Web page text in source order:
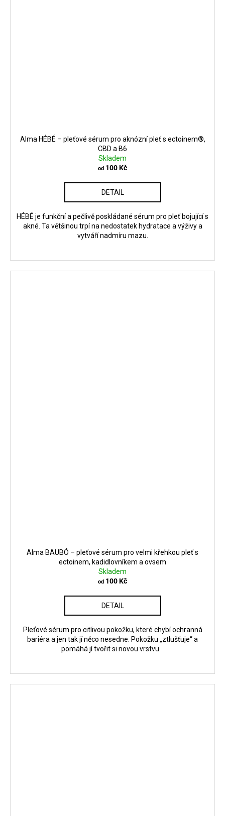
Alma HÉBÉ – pleťové sérum pro aknózní pleť s ectoinem®,
CBD a B6
Skladem
od 100 Kč
DETAIL
HÉBÉ je funkční a pečlivě poskládané sérum pro pleť bojující s
akné. Ta většinou trpí na nedostatek hydratace a výživy a
vytváří nadmíru mazu.
Alma BAUBÓ – pleťové sérum pro velmi křehkou pleť s
ectoinem, kadidlovníkem a ovsem
Skladem
od 100 Kč
DETAIL
Pleťové sérum pro citlivou pokožku, které chybí ochranná
bariéra a jen tak jí něco nesedne. Pokožku „ztlušťuje“ a
pomáhá jí tvořit si novou vrstvu.